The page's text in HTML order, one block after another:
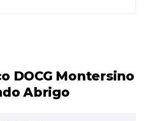
DOCG Montersino
Abrigo